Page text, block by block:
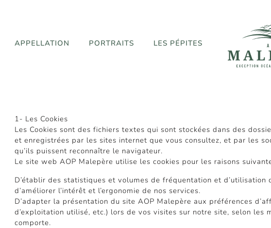
APPELLATION PORTRAITS LES PÉPITES
1- Les Cookies
Les Cookies sont des fichiers textes qui sont stockées dans des
et enregistrées par les sites internet que vous consultez, et par les
qu’ils puissent reconnaître le navigateur.
Le site web AOP Malepère utilise les cookies pour les raisons
D’établir des statistiques et volumes de fréquentation et
d’améliorer l’intérêt et l’ergonomie de nos services.
D’adapter la présentation du site AOP Malepère aux préférences
d’exploitation utilisé, etc.) lors de vos visites sur notre site, selon
comporte.